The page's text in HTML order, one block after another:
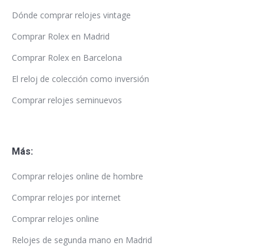
Dónde comprar relojes vintage
Comprar Rolex en Madrid
Comprar Rolex en Barcelona
El reloj de colección como inversión
Comprar relojes seminuevos
Más:
Comprar relojes online de hombre
Comprar relojes por internet
Comprar relojes online
Relojes de segunda mano en Madrid